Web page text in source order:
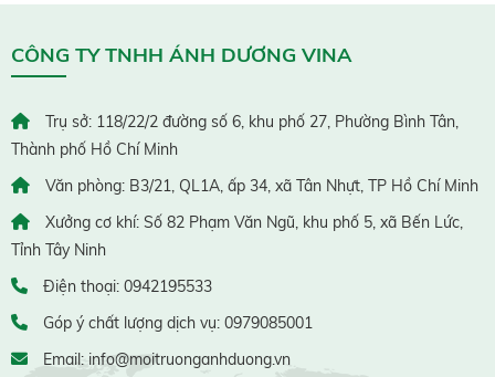
CÔNG TY TNHH ÁNH DƯƠNG VINA
Trụ sở: 118/22/2 đường số 6, khu phố 27, Phường Bình Tân,
Thành phố Hồ Chí Minh
Văn phòng: B3/21, QL1A, ấp 34, xã Tân Nhựt, TP Hồ Chí Minh
Xưởng cơ khí: Số 82 Phạm Văn Ngũ, khu phố 5, xã Bến Lức,
Tỉnh Tây Ninh
Điện thoại: 0942195533
Góp ý chất lượng dịch vụ: 0979085001
Email: info@moitruonganhduong.vn